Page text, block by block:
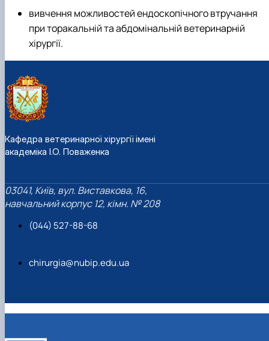
вивчення можливостей ендоскопічного втручання
при торакальній та абдомінальній ветеринарній
хірургії.
Кафедра ветеринарної хірургії імені
академіка І.О. Поваженка
03041, Київ, вул. Виставкова, 16,
навчальний корпус 12, кімн. № 208
(044) 527-88-68
chirurgia@nubip.edu.ua